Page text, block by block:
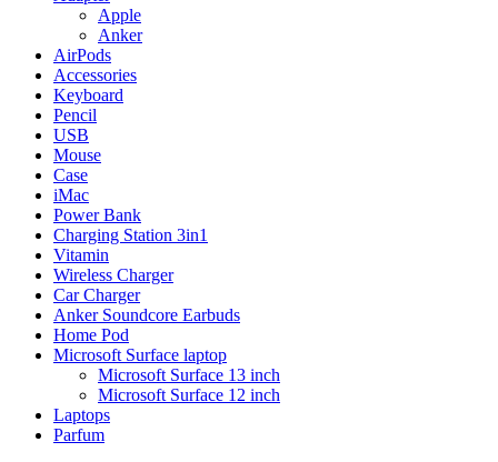
Apple
Anker
AirPods
Accessories
Keyboard
Pencil
USB
Mouse
Case
iMac
Power Bank
Charging Station 3in1
Vitamin
Wireless Charger
Car Charger
Anker Soundcore Earbuds
Home Pod
Microsoft Surface laptop
Microsoft Surface 13 inch
Microsoft Surface 12 inch
Laptops
Parfum